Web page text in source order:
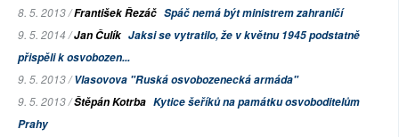
8. 5. 2013 /František Řezáč Spáč nemá být ministrem zahraničí
9. 5. 2014 /Jan Čulík Jaksi se vytratilo, že v květnu 1945 podstatně
přispěli k osvobozen...
9. 5. 2013 /Vlasovova "Ruská osvobozenecká armáda"
9. 5. 2013 /Štěpán Kotrba Kytice šeříků na památku osvoboditelům
Prahy